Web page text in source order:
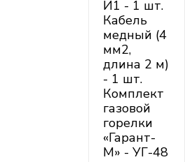
И1 - 1 шт.
Кабель
медный (4
мм2,
длина 2 м)
- 1 шт.
Комплект
газовой
горелки
«Гарант-
М» - УГ-48